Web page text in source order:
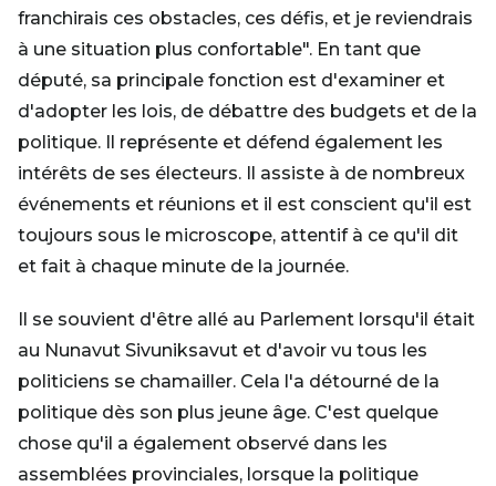
franchirais ces obstacles, ces défis, et je reviendrais
à une situation plus confortable". En tant que
député, sa principale fonction est d'examiner et
d'adopter les lois, de débattre des budgets et de la
politique. Il représente et défend également les
intérêts de ses électeurs. Il assiste à de nombreux
événements et réunions et il est conscient qu'il est
toujours sous le microscope, attentif à ce qu'il dit
et fait à chaque minute de la journée.
Il se souvient d'être allé au Parlement lorsqu'il était
au Nunavut Sivuniksavut et d'avoir vu tous les
politiciens se chamailler. Cela l'a détourné de la
politique dès son plus jeune âge. C'est quelque
chose qu'il a également observé dans les
assemblées provinciales, lorsque la politique